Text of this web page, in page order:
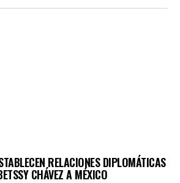
RELACIONES DIPLOMÁTICAS
CHÁVEZ A MÉXICO